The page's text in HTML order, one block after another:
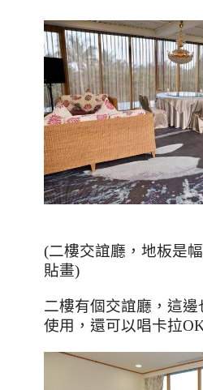
(二樓交誼廳，地板是
貼畫)
二樓有個交誼廳，這
使用，還可以唱卡拉